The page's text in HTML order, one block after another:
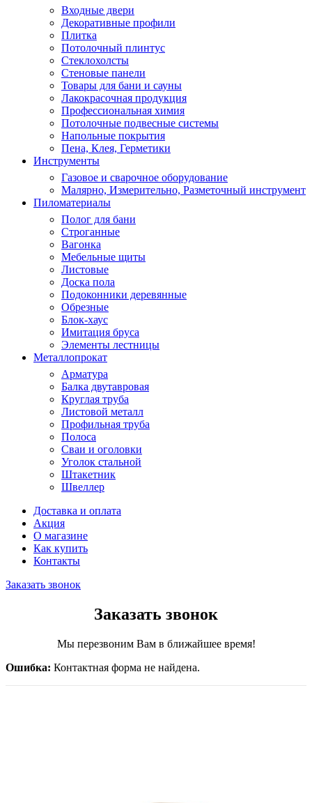
Входные двери
Декоративные профили
Плитка
Потолочный плинтус
Стеклохолсты
Стеновые панели
Товары для бани и сауны
Лакокрасочная продукция
Профессиональная химия
Потолочные подвесные системы
Напольные покрытия
Пена, Клея, Герметики
Инструменты
Газовое и сварочное оборудование
Малярно, Измерительно, Разметочный инструмент
Пиломатериалы
Полог для бани
Строганные
Вагонка
Мебельные щиты
Листовые
Доска пола
Подоконники деревянные
Обрезные
Блок-хаус
Имитация бруса
Элементы лестницы
Металлопрокат
Арматура
Балка двутавровая
Круглая труба
Листовой металл
Профильная труба
Полоса
Сваи и оголовки
Уголок стальной
Штакетник
Швеллер
Доставка и оплата
Акция
О магазине
Как купить
Контакты
Заказать звонок
Заказать звонок
Мы перезвоним Вам в ближайшее время!
Ошибка: Контактная форма не найдена.